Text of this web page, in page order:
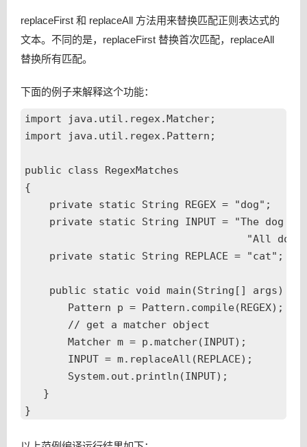
replaceFirst 和 replaceAll 方法用来替换匹配正则表达式的
文本。不同的是，replaceFirst 替换首次匹配，replaceAll
替换所有匹配。
下面的例子来解释这个功能：
import java.util.regex.Matcher;
import java.util.regex.Pattern;
public class RegexMatches
{
    private static String REGEX = "dog";
private static String INPUT = "The dog
"All dogs
    private static String REPLACE = "cat";
    public static void main(String[] args) {
       Pattern p = Pattern.compile(REGEX);
       // get a matcher object
       Matcher m = p.matcher(INPUT);
       INPUT = m.replaceAll(REPLACE);
       System.out.println(INPUT);
   }